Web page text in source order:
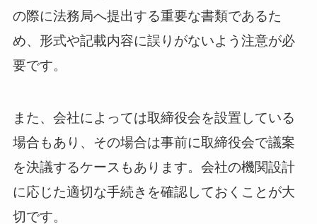
の際に法務局へ提出する重要な書類であるた
め、形式や記載内容に誤りがないよう注意が必
要です。
また、会社によっては取締役会を設置している
場合もあり、その場合は事前に取締役会で議案
を決議するケースもあります。会社の機関設計
に応じた適切な手続きを確認しておくことが大
切です。